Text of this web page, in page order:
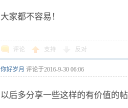
大家都不容易！
评论 支持 反对
你好岁月 评论于2016-9-30 06:06
以后多分享一些这样的有价值的